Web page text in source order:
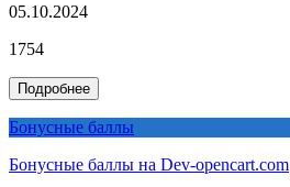
05.10.2024
1754
Подробнее
Бонусные баллы
Бонусные баллы на Dev-opencart.com